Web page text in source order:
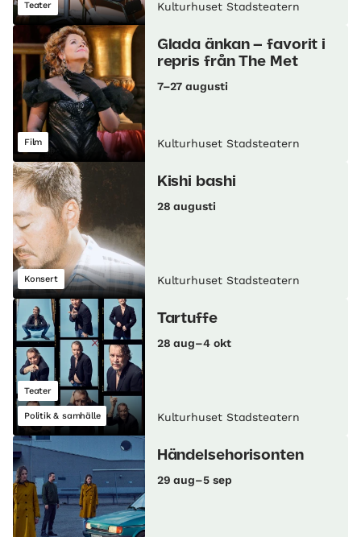
Teater Kulturhuset Stadsteatern
Film
Glada änkan – favorit i
repris från The Met
7–27 augusti
Kulturhuset Stadsteatern
Konsert
Kishi bashi
28 augusti
Kulturhuset Stadsteatern
Teater
Politik & samhälle
Tartuffe
28 aug–4 okt
Kulturhuset Stadsteatern
Händelsehorisonten
29 aug–5 sep